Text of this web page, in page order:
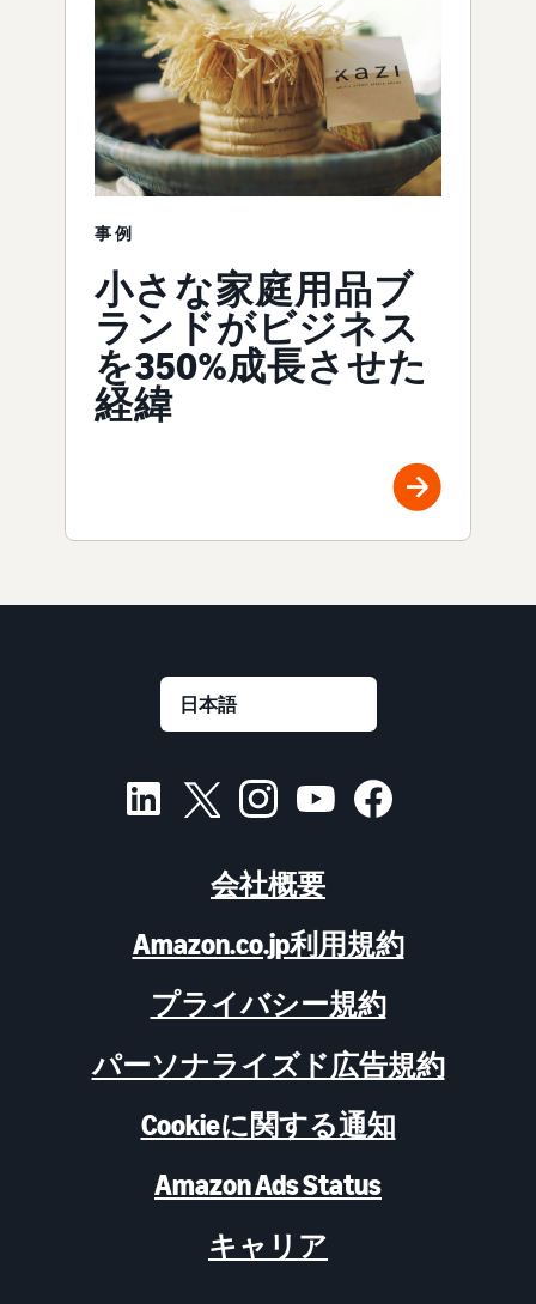
事例
小さな家庭用品ブ
ランドがビジネス
を350%成長させた
経緯
会社概要
Amazon.co.jp利用規約
プライバシー規約
パーソナライズド広告規約
Cookieに関する通知
Amazon Ads Status
キャリア